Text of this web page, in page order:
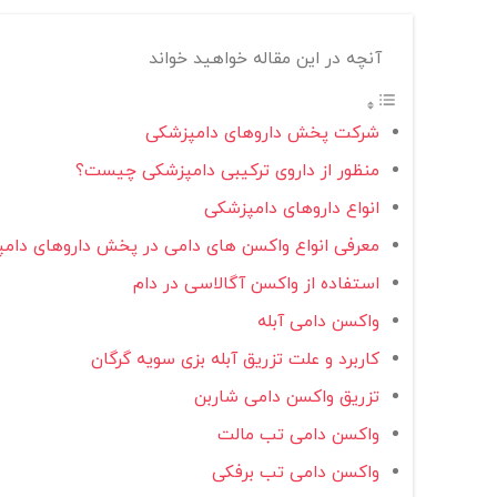
آنچه در این مقاله خواهید خواند
شرکت پخش داروهای دامپزشکی
منظور از داروی ترکیبی دامپزشکی چیست؟
انواع داروهای دامپزشکی
معرفی انواع واکسن های دامی در پخش داروهای
استفاده از واکسن آگالاسی در دام
واکسن دامی آبله
کاربرد و علت تزریق آبله بزی سویه گرگان
تزریق واکسن دامی شاربن
واکسن دامی تب مالت
واکسن دامی تب برفکی